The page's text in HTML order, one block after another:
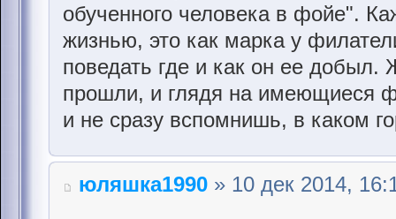
обученного человека в фойе".
жизнью, это как марка у
поведать где и как он ее добыл.
прошли, и глядя на имеющиеся
и не сразу вспомнишь, в каком
юляшка1990 » 10 дек 2014,